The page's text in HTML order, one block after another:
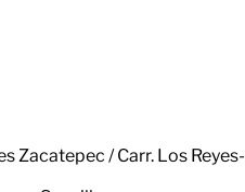
Zacatepec / Carr. Los Reyes-